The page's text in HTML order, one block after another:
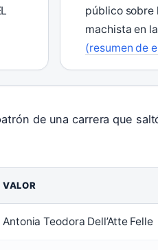
público sobre
machista en
(resumen de
de una carrera que
VALOR
Antonia Teodora Dell’Atte Felle